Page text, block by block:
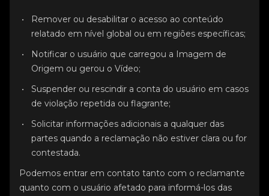
Remover ou desabilitar o acesso ao conteúdo
relatado em nível global ou em regiões específicas;
Notificar o usuário que carregou a Imagem de
Origem ou gerou o Vídeo;
Suspender ou rescindir a conta do usuário em casos
de violação repetida ou flagrante;
Solicitar informações adicionais a qualquer das
partes quando a reclamação não estiver clara ou for
contestada.
Podemos entrar em contato tanto com o reclamante
quanto com o usuário afetado para informá-los das